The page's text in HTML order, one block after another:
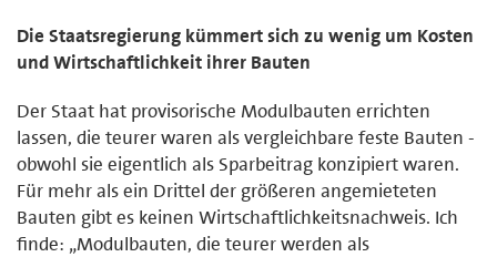
Die Staatsregierung kümmert sich zu wenig um Kosten
und Wirtschaftlichkeit ihrer Bauten
Der Staat hat provisorische Modulbauten errichten
lassen, die teurer waren als vergleichbare feste Bauten -
obwohl sie eigentlich als Sparbeitrag konzipiert waren.
Für mehr als ein Drittel der größeren angemieteten
Bauten gibt es keinen Wirtschaftlichkeitsnachweis. Ich
finde: „Modulbauten, die teurer werden als